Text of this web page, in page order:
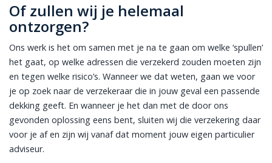
Of zullen wij je helemaal
ontzorgen?
Ons werk is het om samen met je na te gaan om welke ‘spullen’
het gaat, op welke adressen die verzekerd zouden moeten zijn
en tegen welke risico’s. Wanneer we dat weten, gaan we voor
je op zoek naar de verzekeraar die in jouw geval een passende
dekking geeft. En wanneer je het dan met de door ons
gevonden oplossing eens bent, sluiten wij die verzekering daar
voor je af en zijn wij vanaf dat moment jouw eigen particulier
adviseur.